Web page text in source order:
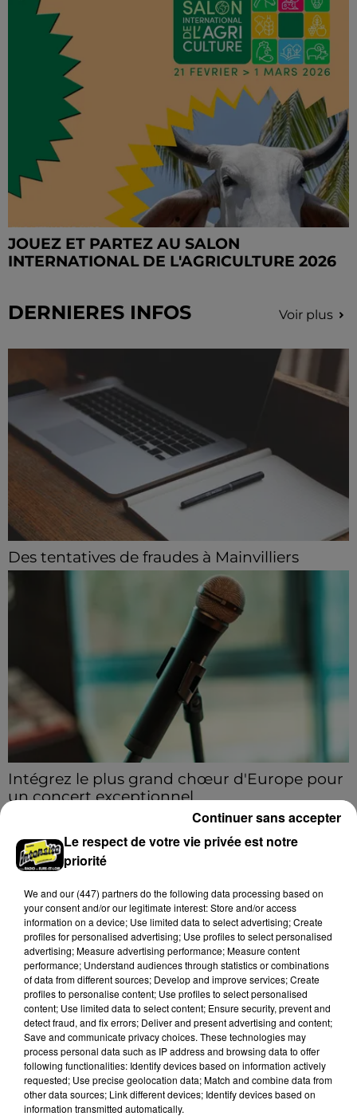
JOUEZ ET PARTEZ AU SALON
INTERNATIONAL DE L'AGRICULTURE 2026
DERNIERES INFOS Voir plus
Des tentatives de fraudes à Mainvilliers
Des personnes malveillantes tentent de voler vos
informations personnelles.
Intégrez le plus grand chœur d'Europe pour
un concert exceptionnel...
Vous pouvez donner de la voix en devenant choriste
pour un concert à venir au Colisée.
Le respect de votre vie privée est notre
priorité
We and our (447) partnersdo the following data processing based on
your consent and/or our legitimate interest: Store and/or access
information on a device; Use limited data to select advertising; Create
profiles for personalised advertising; Use profiles to select personalised
advertising; Measure advertising performance; Measure content
performance; Understand audiences through statistics or combinations
of data from different sources; Develop and improve services; Create
profiles to personalise content; Use profiles to select personalised
content; Use limited data to select content; Ensure security, prevent and
detect fraud, and fix errors; Deliver and present advertising and content;
Save and communicate privacy choices. These technologies may
process personal data such as IP address and browsing data to offer
following functionalities: Identify devices based on information actively
requested; Use precise geolocation data; Match and combine data from
other data sources; Link different devices; Identify devices based on
information transmitted automatically.
Continuer sans accepter